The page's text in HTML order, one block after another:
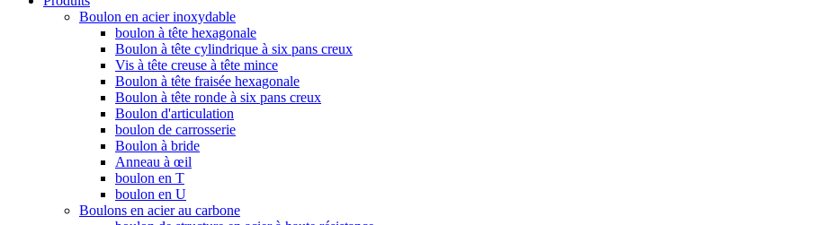
Boulon en acier inoxydable
boulon à tête hexagonale
Boulon à tête cylindrique à six pans creux
Vis à tête creuse à tête mince
Boulon à tête fraisée hexagonale
Boulon à tête ronde à six pans creux
Boulon d'articulation
boulon de carrosserie
Boulon à bride
Anneau à œil
boulon en T
boulon en U
Boulons en acier au carbone